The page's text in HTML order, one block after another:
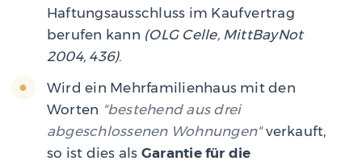
Haftungsausschluss im Kaufvertrag
berufen kann (OLG Celle, MittBayNot
2004, 436).
Wird ein Mehrfamilienhaus mit den
Worten bestehend aus drei
abgeschlossenen Wohnungen verkauft,
so ist dies als Garantie für die